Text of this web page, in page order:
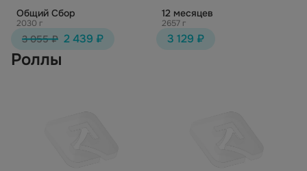
Общий Сбор
2030 г
3 055 ₽ 2 439 ₽
12 месяцев
2657 г
3 129 ₽
Роллы